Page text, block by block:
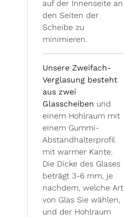
auf der Innenseite an
den Seiten der
Scheibe zu
minimieren.
Unsere Zweifach-
Verglasung besteht
aus zwei
Glasscheiben und
einem Hohlraum mit
einem Gummi-
Abstandhalterprofil
mit warmer Kante.
Die Dicke des Glases
beträgt 3-6 mm, je
nachdem, welche Art
von Glas Sie wählen,
und der Hohlraum